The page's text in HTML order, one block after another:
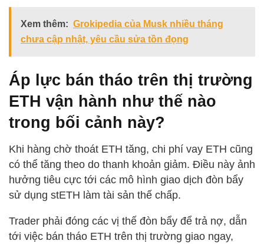
Xem thêm: Grokipedia của Musk nhiều tháng
chưa cập nhật, yêu cầu sửa tồn đọng
Áp lực bán tháo trên thị trường
ETH vận hành như thế nào
trong bối cảnh này?
Khi hàng chờ thoát ETH tăng, chi phí vay ETH cũng
có thể tăng theo do thanh khoản giảm. Điều này ảnh
hưởng tiêu cực tới các mô hình giao dịch đòn bẩy
sử dụng stETH làm tài sản thế chấp.
Trader phải đóng các vị thế đòn bẩy để trả nợ, dẫn
tới việc bán tháo ETH trên thị trường giao ngay,